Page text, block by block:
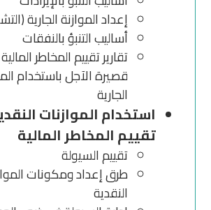
إعداد الموازنة الجارية
أساليب التنبؤ بالنفقات
تقارير تقييم المخاطر المالية
قصيرة الآجل باستخدام
الجارية
استخدام الموازنات
تقييم المخاطر المالية
تقييم السيولة
طرق إعداد ومكونات
النقدية